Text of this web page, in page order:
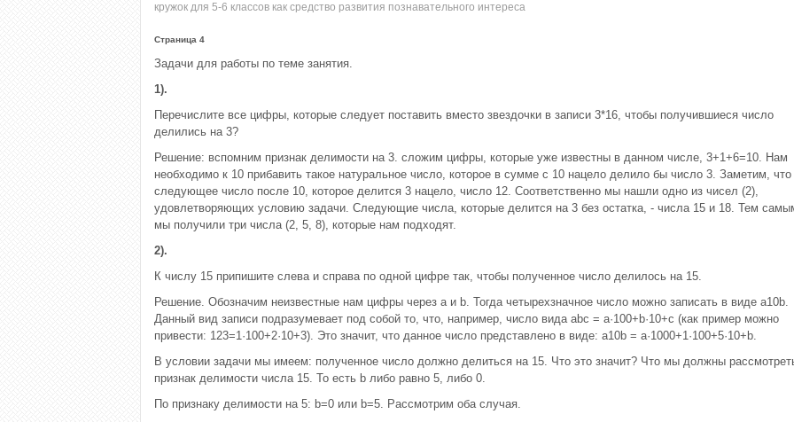
кружок для 5-6 классов как средство развития познавательного интереса
Страница 4
Задачи для работы по теме занятия.
1).
Перечислите все цифры, которые следует поставить вместо звездочки в записи 3*16, чтобы получившиеся число
делились на 3?
Решение: вспомним признак делимости на 3. сложим цифры, которые уже известны в данном числе, 3+1+6=10. Нам
необходимо к 10 прибавить такое натуральное число, которое в сумме с 10 нацело делило бы число 3. Заметим, что
следующее число после 10, которое делится 3 нацело, число 12. Соответственно мы нашли одно из чисел (2),
удовлетворяющих условию задачи. Следующие числа, которые делится на 3 без остатка, - числа 15 и 18. Тем
мы получили три числа (2, 5, 8), которые нам подходят.
2).
К числу 15 припишите слева и справа по одной цифре так, чтобы полученное число делилось на 15.
Решение. Обозначим неизвестные нам цифры через a и b. Тогда четырехзначное число можно записать в виде a10b.
Данный вид записи подразумевает под собой то, что, например, число вида abc = a·100+b·10+c (как пример можно
привести: 123=1·100+2·10+3). Это значит, что данное число представлено в виде: a10b = a·1000+1·100+5·10+b.
В условии задачи мы имеем: полученное число должно делиться на 15. Что это значит? Что мы должны
признак делимости числа 15. То есть b либо равно 5, либо 0.
По признаку делимости на 5: b=0 или b=5. Рассмотрим оба случая.